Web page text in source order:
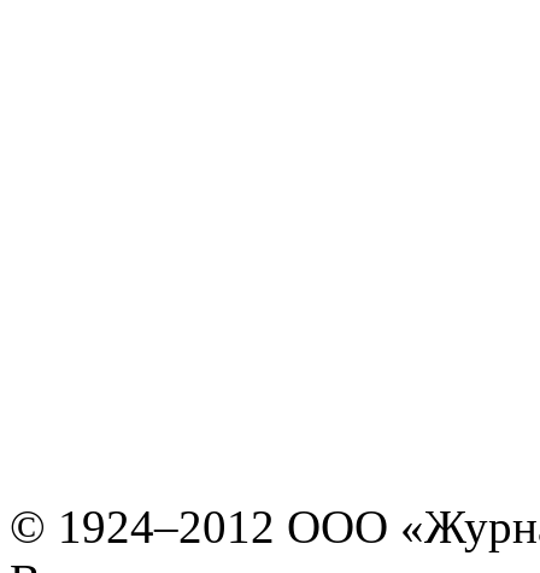
© 1924–2012 ООО